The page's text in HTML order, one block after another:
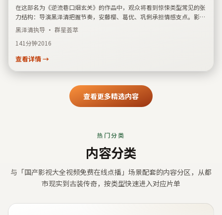
在这部名为《逆流巷口烟玄关》的作品中，观众将看到惊悚类型常见的张
力结构：导演黑泽清把握节奏，安藤樱、葛优、巩俐承担情感支点。影片
登记上映时间为2016年10月15日，发行关联美国。剧情简介强调偶然事
件如何改写人际关系，可作为检索同类题材时的横向参考。
黑泽清执导 · 群星荟萃
141分钟2016
查看详情 →
查看更多精选内容
热门分类
内容分类
与「国产影视大全视频免费在线点播 」场景配套的内容分区，从都
市现实到古装传奇，按类型快速进入对应片单